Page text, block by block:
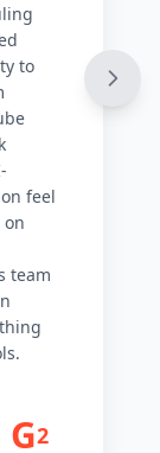
to
feel
team
G2